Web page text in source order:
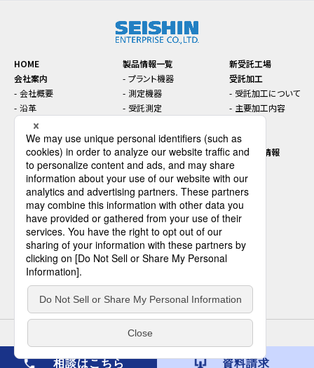
HOME
会社案内
会社概要
沿革
本社・支店・工場案内
コンプライアンス
SDGsに関する取り組み
製品情報一覧
プラント機器
測定機器
受託測定
機能性材料
インライン／オンライン機
器
プラントエンジニアリング
新受託工場
受託加工
受託加工について
主要加工内容
セミナー
先端技術情報
採用情報
会社を知る
データで見るセイシン企業
仕事を知る
人を知る
環境を知る
ダウンロード
お問い合わせ
プライバシーポリシー
Copyright©2014-2024 SEISHIN ENTERPRISE Co.,Ltd. All Rights Reserved.
相談はこちら 資料請求